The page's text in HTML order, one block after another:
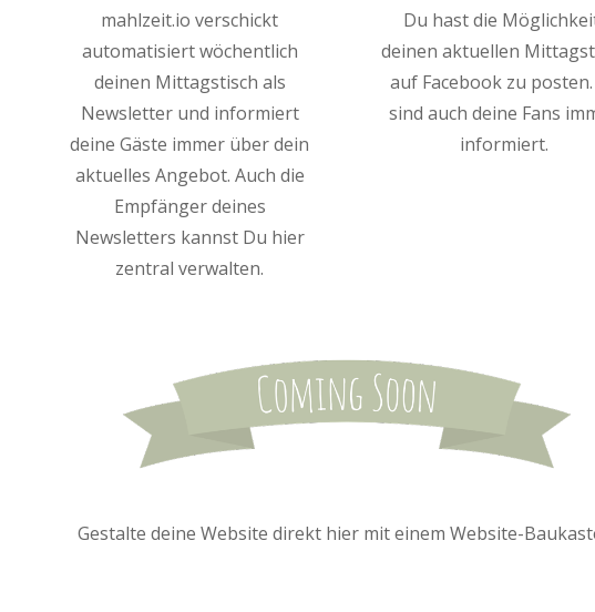
mahlzeit.io verschickt
automatisiert wöchentlich
deinen Mittagstisch als
Newsletter und informiert
deine Gäste immer über dein
aktuelles Angebot. Auch die
Empfänger deines
Newsletters kannst Du hier
zentral verwalten.
Du hast die
deinen aktuellen
auf Facebook zu posten.
sind auch deine Fans
informiert.
Gestalte deine Website direkt hier mit einem Website-